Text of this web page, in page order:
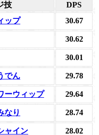
技
DPS
ップ 30.67
30.62
30.01
でん 29.78
ーウィップ 29.64
なり 28.74
ャイン 28.02